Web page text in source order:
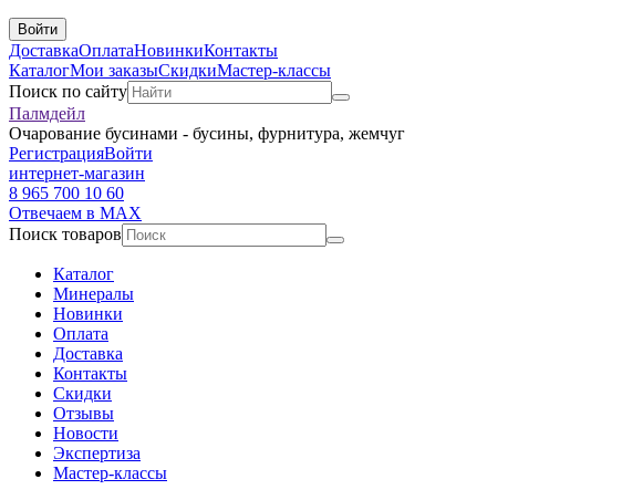
Войти
ДоставкаОплатаНовинкиКонтакты
КаталогМои заказыСкидкиМастер-классы
Поиск по сайту
Палмдейл
Очарование бусинами - бусины, фурнитура, жемчуг
РегистрацияВойти
интернет-магазин
8 965 700 10 60
Отвечаем в MAX
Поиск товаров
Каталог
Минералы
Новинки
Оплата
Доставка
Контакты
Скидки
Отзывы
Новости
Экспертиза
Мастер-классы